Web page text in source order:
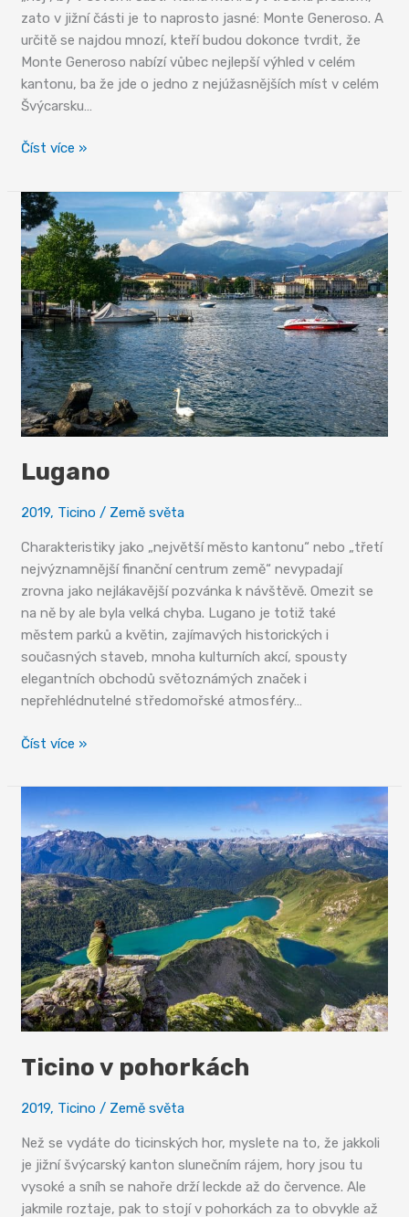
zato v jižní části je to naprosto jasné: Monte Generoso. A
určitě se najdou mnozí, kteří budou dokonce tvrdit, že
Monte Generoso nabízí vůbec nejlepší výhled v celém
kantonu, ba že jde o jedno z nejúžasnějších míst v celém
Švýcarsku…
Monte
Číst více »
Lugano
2019, Ticino / Země světa
Charakteristiky jako „největší město kantonu“ nebo „třetí
nejvýznamnější finanční centrum země“ nevypadají
zrovna jako nejlákavější pozvánka k návštěvě. Omezit se
na ně by ale byla velká chyba. Lugano je totiž také
městem parků a květin, zajímavých historických i
současných staveb, mnoha kulturních akcí, spousty
elegantních obchodů světoznámých značek i
nepřehlédnutelné středomořské atmosféry…
Lugano
Číst více »
Ticino v pohorkách
2019, Ticino / Země světa
Než se vydáte do ticinských hor, myslete na to, že jakkoli
je jižní švýcarský kanton slunečním rájem, hory jsou tu
vysoké a sníh se nahoře drží leckde až do července. Ale
jakmile roztaje, pak to stojí v pohorkách za to obvykle až